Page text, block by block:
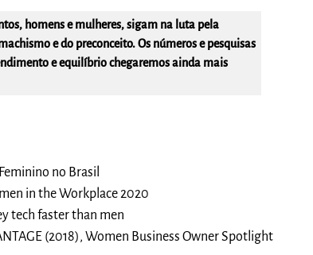
homens e mulheres, sigam na luta pela
e do preconceito. Os números e pesquisas
e equilíbrio chegaremos ainda mais
no Brasil
in the Workplace 2020
tech faster than men
(2018), Women Business Owner Spotlight